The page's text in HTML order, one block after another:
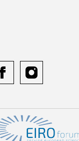
facebookinstagram